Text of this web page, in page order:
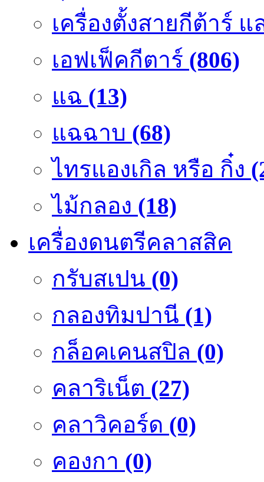
เครื่องตั้งสายกีต้าร์ แ
เอฟเฟ็คกีตาร์ (806)
แฉ (13)
แฉฉาบ (68)
ไทรแองเกิล หรือ กิ๋ง
ไม้กลอง (18)
เครื่องดนตรีคลาสสิค
กรับสเปน (0)
กลองทิมปานี (1)
กล็อคเคนสปิล (0)
คลาริเน็ต (27)
คลาวิคอร์ด (0)
คองกา (0)